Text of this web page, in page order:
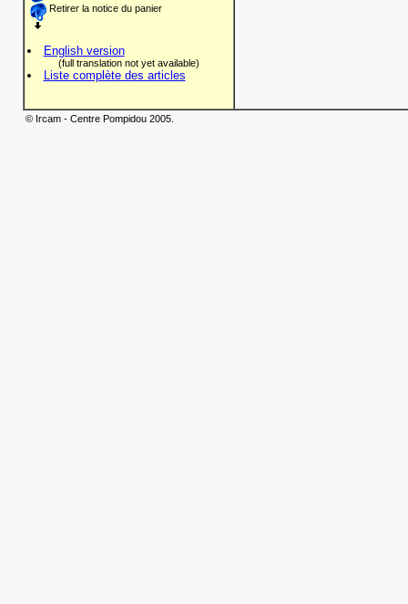
Retirer la notice du panier
English version
(full translation not yet available)
Liste complète des articles
© Ircam - Centre Pompidou 2005.